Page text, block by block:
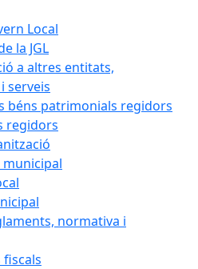
Local
la JGL
a altres entitats,
serveis
béns patrimonials regidors
regidors
municipal
normativa i
fiscals